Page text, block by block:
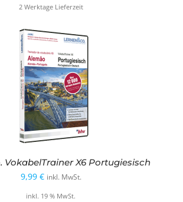
9,99 €4,99 €.
2 Werktage Lieferzeit
VokabelTrainer X6 Portugiesisch
9,99 € inkl. MwSt.
inkl. 19 % MwSt.